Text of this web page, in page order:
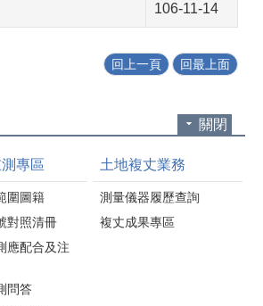
106-11-14
回上一頁 回最上面
關閉
專區
圍圖籍
對照清冊
應配合及注
問答
土地複丈業務
測量儀器履歷查詢
複丈成果專區